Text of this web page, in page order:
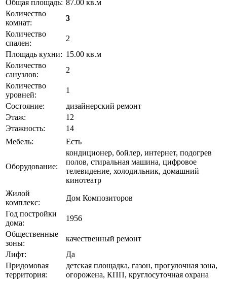
Общая площадь: 87.00 кв.м
Количество
комнат:
3
Количество
спален:
2
Площадь кухни: 15.00 кв.м
Количество
санузлов:
2
Количество
уровней:
1
Состояние:
дизайнерский ремонт
Этаж:
12
Этажность:
14
Мебель:
Есть
Оборудование:
кондиционер, бойлер, интернет, подогрев
полов, стиральная машина, цифровое
телевидение, холодильник, домашний
кинотеатр
Жилой
комплекс:
Дом Композиторов
Год постройки
дома:
1956
Общественные
зоны:
качественный ремонт
Лифт:
Да
Придомовая
территория:
детская площадка, газон, прогулочная зона,
огорожена, КПП, круглосуточная охрана